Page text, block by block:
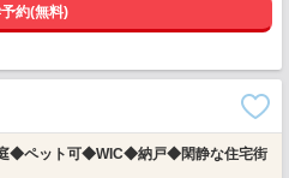
予約(無料)
◆ペット可◆WIC◆納戸◆閑静な住宅街